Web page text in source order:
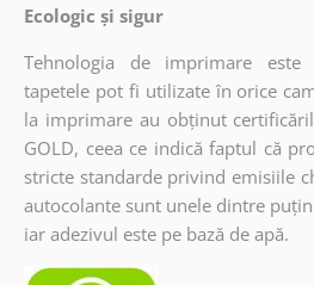
Ecologic și sigur
Tehnologia de imprimare este
tapetele pot fi utilizate în orice
la imprimare au obținut
GOLD, ceea ce indică faptul că
stricte standarde privind emisiile
autocolante sunt unele dintre
iar adezivul este pe bază de apă.